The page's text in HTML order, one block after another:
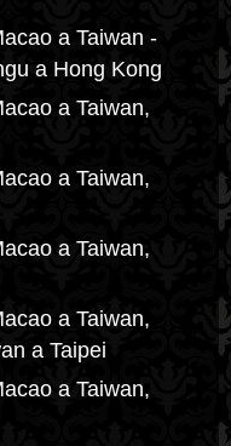
a Taiwan -
a Hong Kong
a Taiwan,
a Taiwan,
a Taiwan,
a Taiwan,
a Taipei
a Taiwan,